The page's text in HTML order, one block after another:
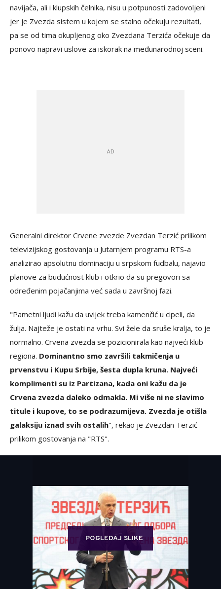
navijača, ali i klupskih čelnika, nisu u potpunosti zadovoljeni
jer je Zvezda sistem u kojem se stalno očekuju rezultati,
pa se od tima okupljenog oko Zvezdana Terzića očekuje da
ponovo napravi uslove za iskorak na međunarodnoj sceni.
Generalni direktor Crvene zvezde Zvezdan Terzić prilikom
televizijskog gostovanja u Jutarnjem programu RTS-a
analizirao apsolutnu dominaciju u srpskom fudbalu, najavio
planove za budućnost klub i otkrio da su pregovori sa
određenim pojačanjima već sada u završnoj fazi.
"Pametni ljudi kažu da uvijek treba kamenčić u cipeli, da
žulja. Najteže je ostati na vrhu. Svi žele da sruše kralja, to je
normalno. Crvena zvezda se pozicionirala kao najveći klub
regiona. Dominantno smo završili takmičenja u
prvenstvu i Kupu Srbije, šesta dupla kruna. Najveći
komplimenti su iz Partizana, kada oni kažu da je
Crvena zvezda daleko odmakla. Mi više ni ne slavimo
titule i kupove, to se podrazumijeva. Zvezda je otišla
galaksiju iznad svih ostalih", rekao je Zvezdan Terzić
prilikom gostovanja na "RTS".
POGLEDAJ SLIKE